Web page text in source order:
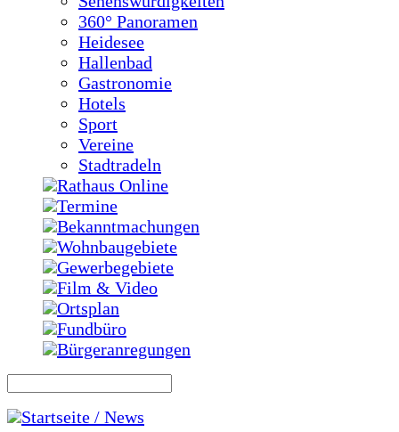
360° Panoramen
Heidesee
Hallenbad
Gastronomie
Hotels
Sport
Vereine
Stadtradeln
Rathaus Online
Termine
Bekanntmachungen
Wohnbaugebiete
Gewerbegebiete
Film & Video
Ortsplan
Fundbüro
Bürgeranregungen
Startseite / News